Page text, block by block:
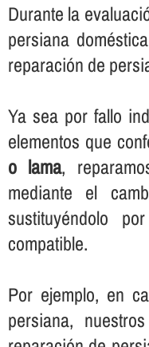
Durante la
persiana
reparación de
Ya sea por fallo
elementos que
o lama,
mediante el
sustituyéndolo
compatible.
Por ejemplo, en
persiana,